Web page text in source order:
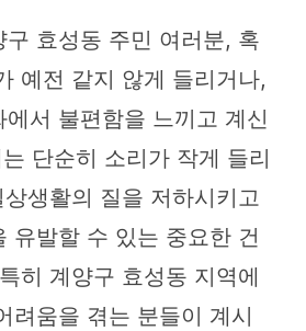
구 효성동 주민 여러분, 혹
예전 같지 않게 들리거나,
서 불편함을 느끼고 계신
단순히 소리가 작게 들리
생활의 질을 저하시키고
유발할 수 있는 중요한 건
히 계양구 효성동 지역에
려움을 겪는 분들이 계시